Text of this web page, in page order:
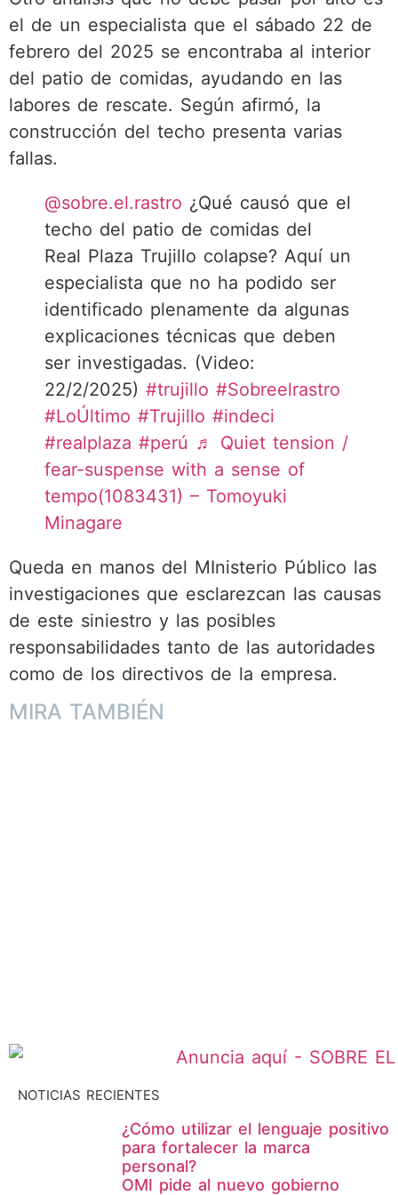
el de un especialista que el sábado 22 de
febrero del 2025 se encontraba al interior
del patio de comidas, ayudando en las
labores de rescate. Según afirmó, la
construcción del techo presenta varias
fallas.
@sobre.el.rastro ¿Qué causó que el
techo del patio de comidas del
Real Plaza Trujillo colapse? Aquí un
especialista que no ha podido ser
identificado plenamente da algunas
explicaciones técnicas que deben
ser investigadas. (Video:
22/2/2025) #trujillo #Sobreelrastro
#LoÚltimo #Trujillo #indeci
#realplaza #perú ♬ Quiet tension /
fear-suspense with a sense of
tempo(1083431) – Tomoyuki
Minagare
Queda en manos del MInisterio Público las
investigaciones que esclarezcan las causas
de este siniestro y las posibles
responsabilidades tanto de las autoridades
como de los directivos de la empresa.
MIRA TAMBIÉN
NOTICIAS RECIENTES
¿Cómo utilizar el lenguaje positivo
para fortalecer la marca
personal?
OMI pide al nuevo gobierno